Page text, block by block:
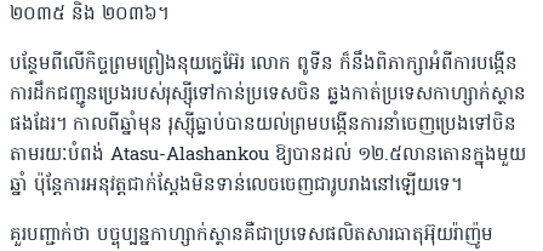
២០៣៥ និង ២០៣៦។
បន្ថែមពីលើកិច្ចព្រមព្រៀងនុយក្លេអ៊ែរ លោក ពូទីន ក៏នឹងពិភាក្សាអំពីការបង្កើន
ការដឹកជញ្ជូនប្រេងរបស់រុស្ស៊ីទៅកាន់ប្រទេសចិន ឆ្លងកាត់ប្រទេសកាហ្សាក់ស្ថាន
ផងដែរ។ កាលពីឆ្នាំមុន រុស្ស៊ីធ្លាប់បានយល់ព្រមបង្កើនការនាំចេញប្រេងទៅចិន
តាមរយៈបំពង់ Atasu-Alashankou ឱ្យបានដល់ ១២.៥លានតោនក្នុងមួយ
ឆ្នាំ ប៉ុន្តែការអនុវត្តជាក់ស្តែងមិនទាន់លេចចេញជារូបរាងនៅឡើយទេ។
គួរបញ្ជាក់ថា បច្ចុប្បន្នកាហ្សាក់ស្ថានគឺជាប្រទេសផលិតសារធាតុអ៊ុយរ៉ាញ៉ូម